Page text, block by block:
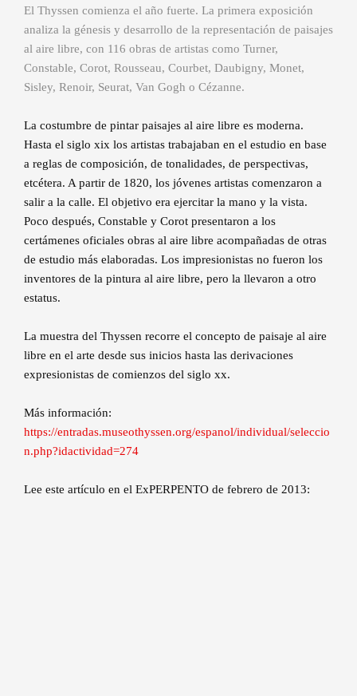
El Thyssen comienza el año fuerte. La primera exposición
analiza la génesis y desarrollo de la representación de paisajes
al aire libre, con 116 obras de artistas como Turner,
Constable, Corot, Rousseau, Courbet, Daubigny, Monet,
Sisley, Renoir, Seurat, Van Gogh o Cézanne.
La costumbre de pintar paisajes al aire libre es moderna.
Hasta el siglo xix los artistas trabajaban en el estudio en base
a reglas de composición, de tonalidades, de perspectivas,
etcétera. A partir de 1820, los jóvenes artistas comenzaron a
salir a la calle. El objetivo era ejercitar la mano y la vista.
Poco después, Constable y Corot presentaron a los
certámenes oficiales obras al aire libre acompañadas de otras
de estudio más elaboradas. Los impresionistas no fueron los
inventores de la pintura al aire libre, pero la llevaron a otro
estatus.
La muestra del Thyssen recorre el concepto de paisaje al aire
libre en el arte desde sus inicios hasta las derivaciones
expresionistas de comienzos del siglo xx.
Más información:
https://entradas.museothyssen.org/espanol/individual/seleccio
n.php?idactividad=274
Lee este artículo en el ExPERPENTO de febrero de 2013: